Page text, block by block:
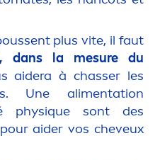
plus vite, il faut
, dans la mesure du
aidera à chasser les
Une alimentation
physique sont des
aider vos cheveux